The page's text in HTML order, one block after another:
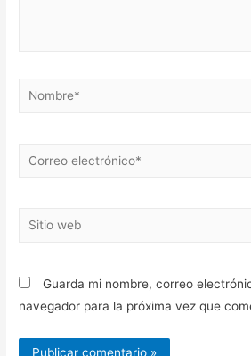
Nombre*
Correo
Sitio
Guarda mi nombre, correo
navegador para la próxima vez que